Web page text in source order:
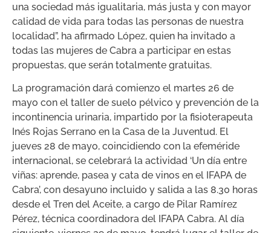
una sociedad más igualitaria, más justa y con mayor
calidad de vida para todas las personas de nuestra
localidad”, ha afirmado López, quien ha invitado a
todas las mujeres de Cabra a participar en estas
propuestas, que serán totalmente gratuitas.
La programación dará comienzo el martes 26 de
mayo con el taller de suelo pélvico y prevención de la
incontinencia urinaria, impartido por la fisioterapeuta
Inés Rojas Serrano en la Casa de la Juventud. El
jueves 28 de mayo, coincidiendo con la efeméride
internacional, se celebrará la actividad ‘Un día entre
viñas: aprende, pasea y cata de vinos en el IFAPA de
Cabra’, con desayuno incluido y salida a las 8.30 horas
desde el Tren del Aceite, a cargo de Pilar Ramírez
Pérez, técnica coordinadora del IFAPA Cabra. Al día